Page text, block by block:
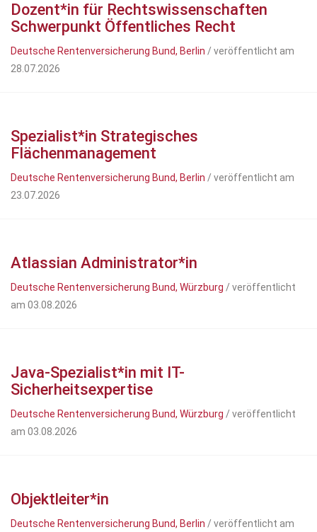
Dozent*in für Rechtswissenschaften
Schwerpunkt Öffentliches Recht
Deutsche Rentenversicherung Bund, Berlin / veröffentlicht am
28.07.2026
Spezialist*in Strategisches
Flächenmanagement
Deutsche Rentenversicherung Bund, Berlin / veröffentlicht am
23.07.2026
Atlassian Administrator*in
Deutsche Rentenversicherung Bund, Würzburg / veröffentlicht
am 03.08.2026
Java-Spezialist*in mit IT-
Sicherheitsexpertise
Deutsche Rentenversicherung Bund, Würzburg / veröffentlicht
am 03.08.2026
Objektleiter*in
Deutsche Rentenversicherung Bund, Berlin / veröffentlicht am